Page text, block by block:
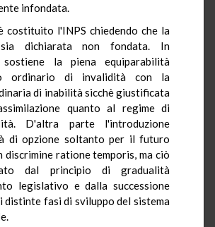
infondata.
costituito l'INPS chiedendo che la
dichiarata non fondata. In
sostiene la piena equiparabilità
ordinario di invalidità con la
di inabilità sicchè giustificata
quanto al regime di
D'altra parte l'introduzione
di opzione soltanto per il futuro
discrimine ratione temporis, ma ciò
dal principio di gradualità
legislativo e dalla successione
distinte fasi di sviluppo del sistema